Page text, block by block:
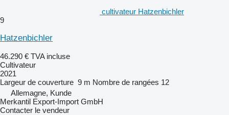
cultivateur Hatzenbichler
9
Hatzenbichler
46.290 € TVA incluse
Cultivateur
2021
Largeur de couverture 9 m Nombre de rangées 12
Allemagne, Kunde
Merkantil Export-Import GmbH
Contacter le vendeur